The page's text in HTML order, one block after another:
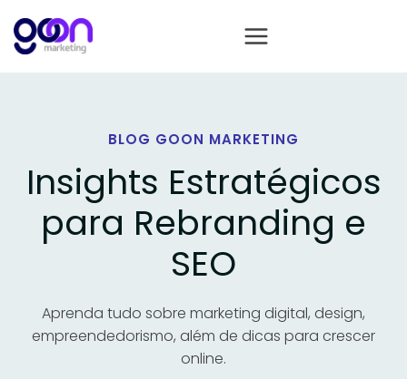
BLOG GOON MARKETING
Insights Estratégicos
para Rebranding e
SEO
Aprenda tudo sobre marketing digital, design,
empreendedorismo, além de dicas para crescer
online.